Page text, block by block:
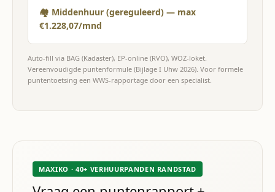
🏘 Middenhuur (gereguleerd) — max
€1.228,07/mnd
Auto-fill via BAG (Kadaster), EP-online (RVO), WOZ-loket.
Vereenvoudigde puntenformule (Bijlage I Uhw 2026). Voor formele
puntentoetsing een WWS-rapportage door een specialist.
MAXIKO · 40+ VERHUURPANDEN RANDSTAD